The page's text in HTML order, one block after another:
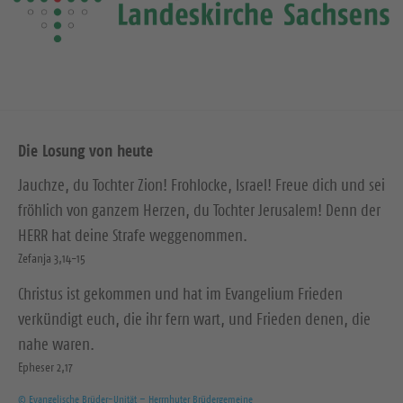
e
Die Losung von heute
Jauchze, du Tochter Zion! Frohlocke, Israel! Freue dich und sei
fröhlich von ganzem Herzen, du Tochter Jerusalem! Denn der
HERR hat deine Strafe weggenommen.
Zefanja 3,14-15
Christus ist gekommen und hat im Evangelium Frieden
verkündigt euch, die ihr fern wart, und Frieden denen, die
nahe waren.
Epheser 2,17
© Evangelische Brüder-Unität – Herrnhuter Brüdergemeine